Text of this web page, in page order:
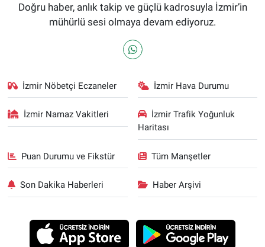
Doğru haber, anlık takip ve güçlü kadrosuyla İzmir’in
mühürlü sesi olmaya devam ediyoruz.
İzmir Nöbetçi Eczaneler İzmir Hava Durumu
İzmir Namaz Vakitleri
İzmir Trafik Yoğunluk
Haritası
Puan Durumu ve Fikstür Tüm Manşetler
Son Dakika Haberleri Haber Arşivi